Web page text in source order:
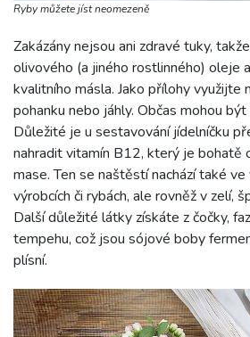
Ryby můžete jíst neomezeně
Zakázány nejsou ani zdravé tuky,
olivového (a jiného rostlinného) oleje
kvalitního másla. Jako přílohy využijte
pohanku nebo jáhly. Občas mohou
Důležité je u sestavování jídelníčku
nahradit vitamín B12, který je bohatě
mase. Ten se naštěstí nachází také ve
výrobcích či rybách, ale rovněž v zelí,
Další důležité látky získáte z čočky,
tempehu, což jsou sójové boby
plísní.